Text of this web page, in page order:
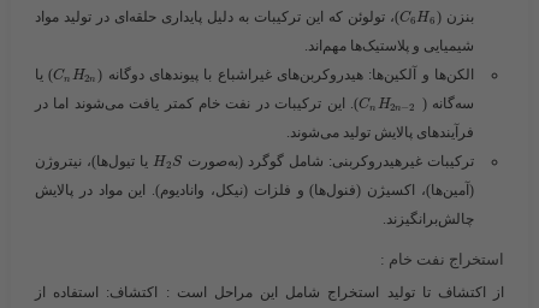
بنزن (​
C6H6 )،تولوئن که این ترکیبات به دلیل پایداری حلقه‌ای در تولید مواد
شیمیایی و پلاستیک‌ها مهم‌اند.
الکن‌ها و آلکین‌ها: هیدروکربن‌های غیراشباع با پیوندهای دوگانه (​ Cn H2n
) یا
سه‌گانه (
Cn H2n−2
). این ترکیبات در نفت خام کمتر یافت می‌شوند اما در
فرآیندهای پالایش تولید می‌شوند.
ترکیبات غیرهیدروکربنی: شامل گوگرد (به‌صورت ​ H2 S ​ یا تیول‌ها)، نیتروژن
(آمین‌ها)، اکسیژن (فنول‌ها) و فلزات (نیکل، وانادیوم). این مواد در پالایش
چالش‌برانگیزند.
استخراج نفت خام :
از اکتشاف تا تولید استخراج شامل این مراحل است : اکتشاف: استفاده از